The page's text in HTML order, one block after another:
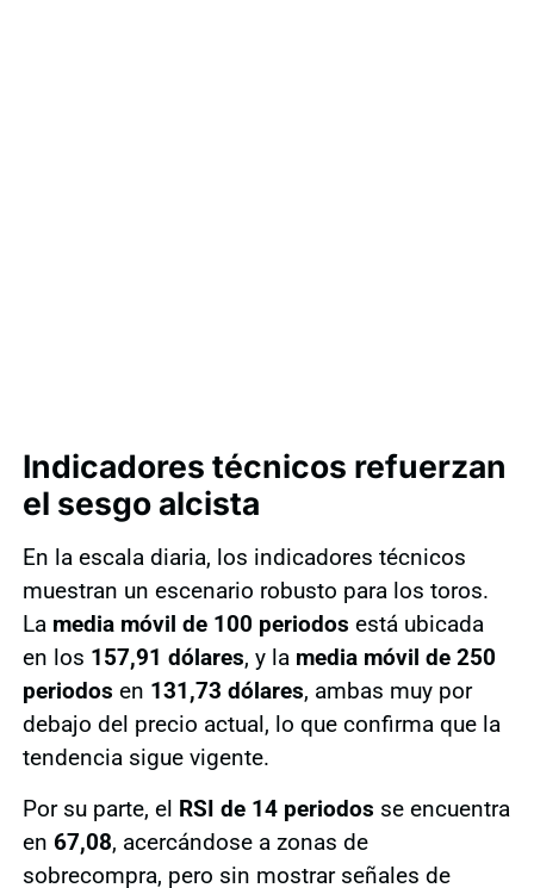
Indicadores técnicos refuerzan
el sesgo alcista
En la escala diaria, los indicadores técnicos
muestran un escenario robusto para los toros.
La media móvil de 100 periodos está ubicada
en los 157,91 dólares, y la media móvil de 250
periodos en 131,73 dólares, ambas muy por
debajo del precio actual, lo que confirma que la
tendencia sigue vigente.
Por su parte, el RSI de 14 periodos se encuentra
en 67,08, acercándose a zonas de
sobrecompra, pero sin mostrar señales de